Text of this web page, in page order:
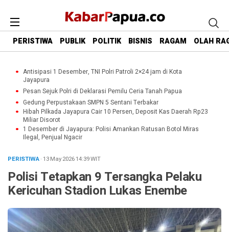
PERISTIWA PUBLIK POLITIK BISNIS RAGAM OLAH
Antisipasi 1 Desember, TNI Polri Patroli 2×24 jam di Kota
Jayapura
Pesan Sejuk Polri di Deklarasi Pemilu Ceria Tanah Papua
Gedung Perpustakaan SMPN 5 Sentani Terbakar
Hibah Pilkada Jayapura Cair 10 Persen, Deposit Kas Daerah Rp23
Miliar Disorot
1 Desember di Jayapura: Polisi Amankan Ratusan Botol Miras
Ilegal, Penjual Ngacir
PERISTIWA· 13 May 202614:39WIT
Polisi Tetapkan 9 Tersangka Pelaku
Kericuhan Stadion Lukas Enembe